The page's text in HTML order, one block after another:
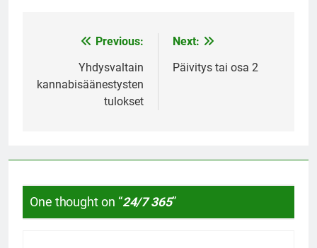
navigation
Previous:
Yhdysvaltain
kannabisäänestysten
tulokset
Next:
Päivitys tai osa 2
One thought on “24/7 365”